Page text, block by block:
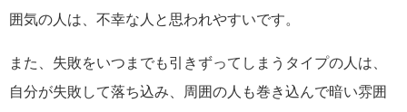
囲気の人は、不幸な人と思われやすいです。
また、失敗をいつまでも引きずってしまうタイプの人は、
自分が失敗して落ち込み、周囲の人も巻き込んで暗い雰囲